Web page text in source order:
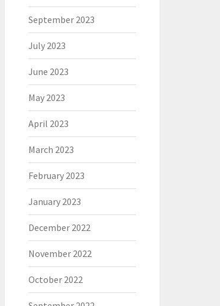
September 2023
July 2023
June 2023
May 2023
April 2023
March 2023
February 2023
January 2023
December 2022
November 2022
October 2022